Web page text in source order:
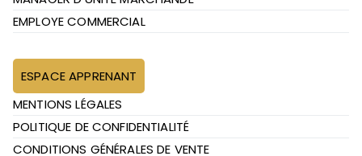
EMPLOYE COMMERCIAL
ESPACE APPRENANT
MENTIONS LÉGALES
POLITIQUE DE CONFIDENTIALITÉ
CONDITIONS GÉNÉRALES DE VENTE